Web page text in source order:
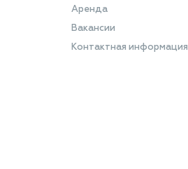
Аренда
Вакансии
Контактная информация